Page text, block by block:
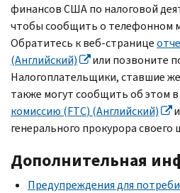
финансов США по налоговой
чтобы сообщить о телефонном
Обратитесь к веб-странице
(Английский)
или позвоните
Налогоплательщики, ставшие
также могут сообщить об этом в
комиссию (FTC) (Английский)
генерального прокурора своего
Дополнительная
Предупреждения для